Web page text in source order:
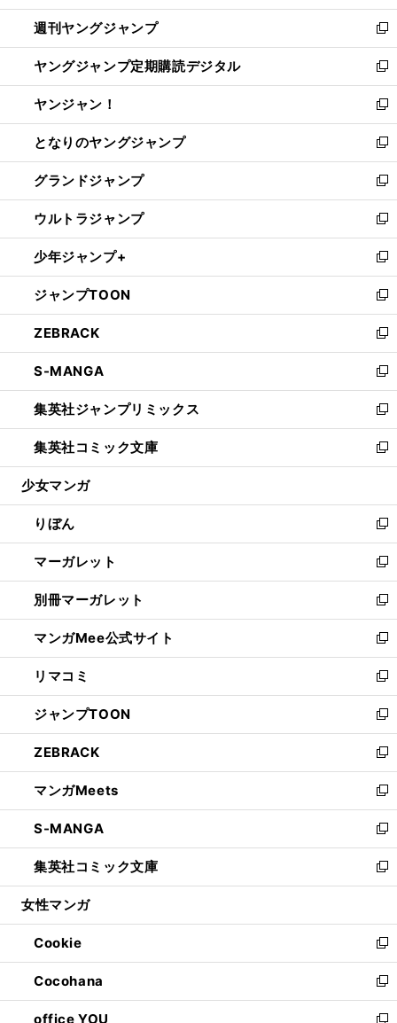
開
く
ウ
で
開
く
ン
ド
ウ
で
開
く
ウ
ィ
ン
ド
ウ
で
開
く
週刊ヤングジャンプ
新
し
い
ウ
ィ
ン
ド
ウ
で
開
く
ヤングジャンプ定期購読デジタル
新
し
い
ウ
ィ
ン
ド
ウ
で
開
く
ヤンジャン！
新
し
い
ウ
ィ
ン
ド
ウ
で
開
く
となりのヤングジャンプ
新
し
い
ウ
ィ
ン
ド
ウ
で
開
く
グランドジャンプ
新
し
い
ウ
ィ
ン
ド
ウ
で
開
く
ウルトラジャンプ
新
し
い
ウ
ィ
ン
ド
ウ
で
開
く
少年ジャンプ+
新
し
い
ウ
ィ
ン
ド
ウ
で
開
く
ジャンプTOON
新
し
い
ウ
ィ
ン
ド
ウ
で
開
ZEBRACK
新
し
い
ウ
ィ
ン
ド
ウ
開
く
S-MANGA
新
し
い
ウ
ィ
ン
ウ
で
開
く
集英社ジャンプリミックス
新
し
い
ウ
ン
ド
ウ
で
開
く
集英社コミック文庫
新
し
ウ
ィ
ン
ド
ウ
で
開
く
少女マンガ
りぼん
新
し
い
ウ
ィ
ン
ド
ウ
で
開
く
マーガレット
新
し
い
ウ
ィ
ン
ド
ウ
で
開
く
別冊マーガレット
新
し
い
ウ
ィ
ン
ド
ウ
で
開
く
マンガMee公式サイト
新
し
い
ウ
ィ
ン
ド
ウ
で
開
く
リマコミ
新
し
い
ウ
ィ
ン
ド
ウ
で
開
く
ジャンプTOON
新
し
い
ウ
ィ
ン
ド
ウ
で
開
ZEBRACK
新
し
い
ウ
ィ
ン
ド
ウ
開
く
マンガMeets
新
し
い
ウ
ィ
ン
ウ
で
開
く
S-MANGA
新
し
い
ウ
ン
ド
ウ
で
開
く
集英社コミック文庫
新
し
ウ
ィ
ン
ド
ウ
で
女性マンガ
Cookie
新
し
い
ウ
Cocohana
新
し
office YOU